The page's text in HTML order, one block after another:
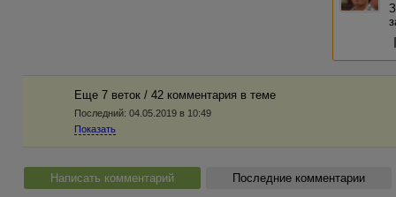
Еще 7 веток / 42 комментария в темe
Последний: 04.05.2019 в 10:49
Показать
Написать комментарий Последние комментарии